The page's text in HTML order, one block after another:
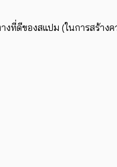
ที่ดีของสแปม (ในการสร้าง